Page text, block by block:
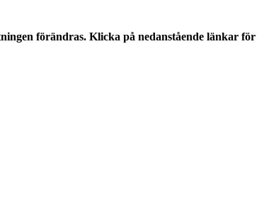
förändras. Klicka på nedanstående länkar för